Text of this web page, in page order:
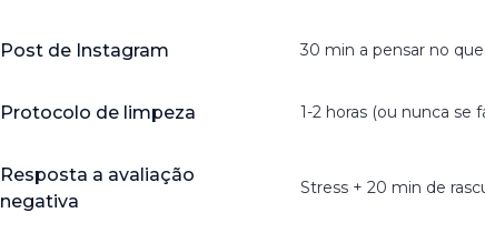
Post de Instagram 30 min a pensar no
Protocolo de limpeza 1-2 horas (ou nunca se
Resposta a avaliação
negativa
Stress + 20 min de